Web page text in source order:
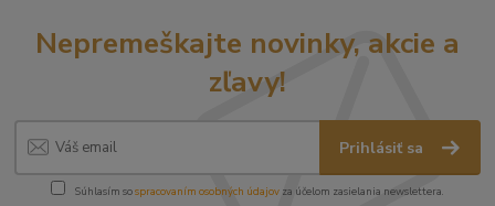
Nepremeškajte novinky, akcie a
zľavy!
Prihlásiť sa
Súhlasím sospracovaním osobných údajov za účelom zasielania newslettera.